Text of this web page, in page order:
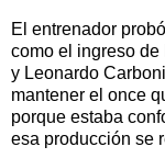
El entrenador
como el ingreso
y Leonardo
mantener el once
porque estaba
esa producción se